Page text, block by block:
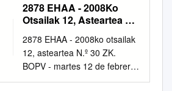
AXULAR.- Gipuzkoa- Epelde),
accomplished big band from
performers Azkoitia
slaughterhouse, began
spreading power pop born
Axular Arizmendi accordionist
2878 EHAA - 2008Ko
Otsailak 12, Asteartea N.º
2878 EHAA - 2008ko otsailak
12, asteartea N.º 30 ZK.
BOPV - martes 12 de febrero
de 2008 EBATZI DUT: